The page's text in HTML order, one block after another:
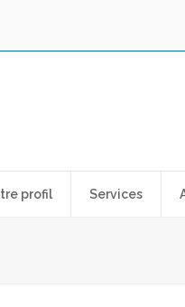
profil Services